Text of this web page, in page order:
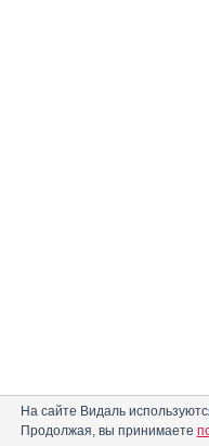
На сайте Видаль
Продолжая, вы принимаете